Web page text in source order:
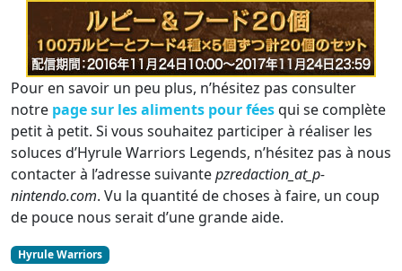
Pour en savoir un peu plus, n’hésitez pas consulter
notre page sur les aliments pour féesqui se complète
petit à petit. Si vous souhaitez participer à réaliser les
soluces d’Hyrule Warriors Legends, n’hésitez pas à nous
contacter à l’adresse suivantepzredaction_at_p-
nintendo.com. Vu la quantité de choses à faire, un coup
de pouce nous serait d’une grande aide.
Hyrule Warriors